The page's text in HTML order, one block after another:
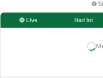
⚽
🔴 Live Hari Ini
PEDOMAN
KOREKSI & KLARIFIKASI